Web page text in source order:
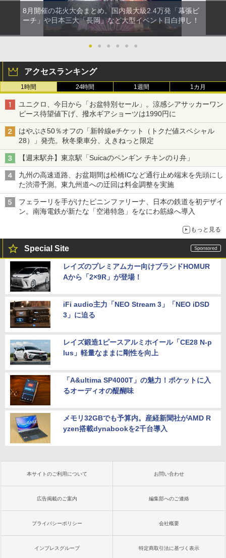
8月開催の花火大会まとめ。国内最大級2.4万発「幕張ビ
ーチ」や日本三大「長岡」など大型イベント目白押し！
● ● ● ● ● ●
アクセスランキング
1時間 24時間 1週間 1カ月
ユニクロ、今日から「お盆特別セール」。涼感シアサッカーワン
ピース待望値下げ、撥水ギアショーツは1990円に
はやぶさ50％オフの「新幹線eチケット（トクだ値スペシャル
28）」発売。秋冬乗車分、えきねっと限定
【週末駅弁】東京駅「Suicaのペンギン チキンのり弁」
九州の高速道路、お盆期間は松橋ICなど通行止め端末を先頭にし
た渋滞予測。東九州道への迂回は料金調整を実施
フェラーリを手がけたピニンファリーナ、日本の鉄道を初デザイ
ン。南海電鉄が新たな「空港特急」をなにわ筋線へ導入
もっと見る
Special Site
レイズのプレミアムカー向けブランドHOMUR
Aから「2×9R」が登場！
iFi audio主力「NEO Stream 3」「NEO iDSD
3」に迫る
レイズ鍛造1ピースアルミホイール「CE28 N-p
lus」軽量なままに剛性を向上
「A&ultima SP4000T」の魅力！ポケットに入
るオーディオの醍醐味
メモリ32GBでも予算内。産経新聞社がAMD R
yzen搭載dynabookを2千台導入
本サイトのご利用について お問い合わせ
広告掲載のご案内 編集部へのご連絡
プライバシーポリシー 会社概要
インプレスグループ 特定商取引法に基づく表示